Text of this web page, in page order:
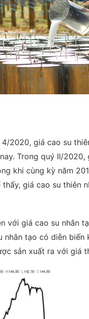
2020, giá cao su
Trong quý II/
khi cùng kỳ năm
giá cao su thiên
với giá cao su nhân
nhân tạo có diễn
sản xuất ra với giá